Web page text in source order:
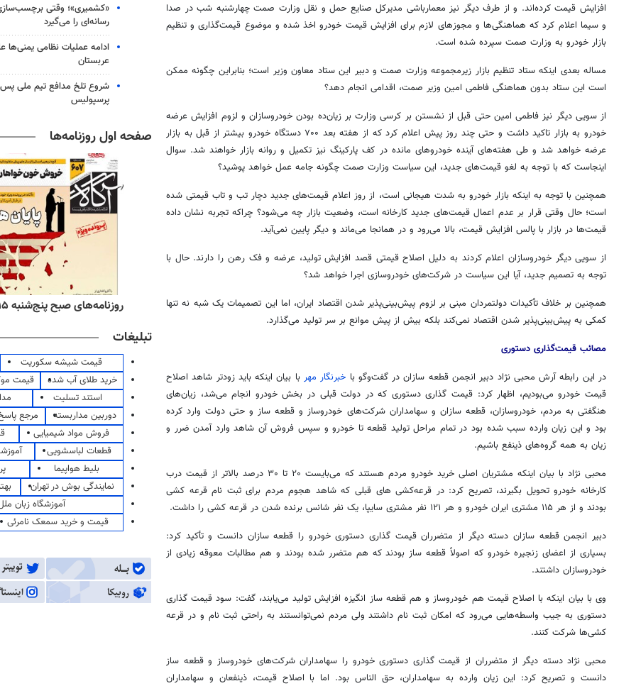
افزایش قیمت کرده‌اند. و از طرف دیگر نیز معمارباشی مدیرکل صنایع حمل و نقل وزارت صمتچهارشنبه شب در صدا
و سیما اعلام کرد که هماهنگی‌ها و مجوزهای لازم برای افزایش قیمت خودرو اخذ شده و موضوع قیمت‌گذاری و تنظیم
بازار خودرو به وزارت صمت سپرده شده است.
مساله بعدی اینکه ستاد تنظیم بازار زیرمجموعه وزارت صمتو دبیر این ستاد معاون وزیر است؛ بنابراین چگونه ممکن
است این ستاد بدون هماهنگی فاطمی امین وزیر صمت، اقدامی انجام دهد؟
از سویی دیگر نیز فاطمی امین حتی قبل از نشستن بر کرسی وزارت بر زیان‌ده بودن خودروسازان و لزوم افزایش عرضه
خودرو به بازار تاکید داشت و حتی چند روز پیش اعلام کرد که از هفته بعد ۷۰۰ دستگاه خودرو بیشتر از قبل به بازار
عرضه خواهد شد و طی هفته‌های آینده خودروهای مانده در کف پارکینگ نیز تکمیل و روانه بازار خواهند شد. سوال
اینجاست که با توجه به لغو قیمت‌های جدید، این سیاست وزارت صمت چگونه جامه عمل خواهد پوشید؟
همچنین با توجه به اینکه بازار خودرو به شدت هیجانی است، از روز اعلام قیمت‌های جدید دچار تب و تاب قیمتی شده
است؛ حال وقتی قرار بر عدم اعمال قیمت‌های جدید کارخانه است، وضعیت بازار چه می‌شود؟ چراکه تجربه نشان داده
قیمت‌ها در بازار با پالس افزایش قیمت، بالا می‌رود و در همانجا می‌ماند و دیگر پایین نمی‌آید.
از سویی دیگر خودروسازان اعلام کردند به دلیل اصلاح قیمتی قصد افزایش تولید، عرضه و فک رهن را دارند. حال با
توجه به تصمیم جدید، آیا این سیاست در شرکت‌های خودروسازی اجرا خواهد شد؟
همچنین بر خلاف تأکیدات دولتمردان مبنی بر لزوم پیش‌بینی‌پذیر شدن اقتصاد ایران، اما این تصمیمات یک شبه نه تنها
کمکی به پیش‌بینی‌پذیر شدن اقتصاد نمی‌کند بلکه بیش از پیش موانع بر سر تولید می‌گذارد.
مصائب قیمت‌گذاری دستوری
در این رابطه آرش محبی نژاد دبیر انجمن قطعه سازان در گفت‌وگو با خبرنگار مهر با بیان اینکه باید زودتر شاهد اصلاح
قیمت خودرو می‌بودیم، اظهار کرد: قیمت گذاری دستوری که در دولت قبلی در بخش خودرو انجام می‌شد، زیان‌های
هنگفتی به مردم، خودروسازان، قطعه سازان و سهامداران شرکت‌های خودروساز و قطعه ساز و حتی دولت وارد کرده
بود و این زیان وارده سبب شده بود در تمام مراحل تولید قطعه تا خودرو و سپس فروش آن شاهد وارد آمدن ضرر و
زیان به همه گروه‌های ذینفع باشیم.
محبی نژاد با بیان اینکه مشتریان اصلی خرید خودرو مردم هستند که می‌بایست ۲۰ تا ۳۰ درصد بالاتر از قیمت درب
کارخانه خودرو تحویل بگیرند، تصریح کرد: در قرعه‌کشی های قبلی که شاهد هجوم مردم برای ثبت نام قرعه کشی
بودند و از هر ۱۱۵ مشتری ایران خودرو و هر ۱۲۱ نفر مشتری سایپا، یک نفر شانس برنده شدن در قرعه کشی را داشت.
دبیر انجمن قطعه سازان دسته دیگر از متضرران قیمت گذاری دستوری خودرو را قطعه سازان دانست و تأکید کرد:
بسیاری از اعضای زنجیره خودرو که اصولاً قطعه ساز بودند که هم متضرر شده بودند و هم مطالبات معوقه زیادی از
خودروسازان داشتند.
وی با بیان اینکه با اصلاح قیمت هم خودروساز و هم قطعه ساز انگیزه افزایش تولید می‌یابند، گفت: سود قیمت گذاری
دستوری به جیب واسطه‌هایی می‌رود که امکان ثبت نام داشتند ولی مردم نمی‌توانستند به راحتی ثبت نام و در قرعه
کشی‌ها شرکت کنند.
محبی نژاد دسته دیگر از متضرران از قیمت گذاری دستوری خودرو را سهامداران شرکت‌های خودروساز و قطعه ساز
دانست و تصریح کرد: این زیان وارده به سهامداران، حق الناسبود. اما با اصلاح قیمت،ذینفعان و سهامداران
«کشمیری»؛ وقتی
رسانه‌ای را می‌گیرد
ادامه عملیات نظامی یمنی‌ها
عربستان
شروع تلخ مدافع تیم ملی پس
پرسپولیس
صفحه اول روزنامه‌ها
روزنامه‌های ورزشی پنج‌شنبه ۱۵ مرداد ۱۴۰۵ روزنامه‌های اقتصادی پنج‌شنبه ۱۵ مرداد ۱۴۰۵ روزنامه‌های صبح پنج‌شنبه ۱۵ مرداد ۱۴۰۵
تبلیغات
قیمت شیشه سکوریت
خرید طلای آب شده
قیمت
استند تسلیت
دوربین مداربسته
مرجع
فروش مواد شیمیایی
قطعات لباسشویی
بلیط هواپیما
نمایندگی بوش در تهران
آموزشگاه زبان
قیمت و خرید سمعک نامرئی